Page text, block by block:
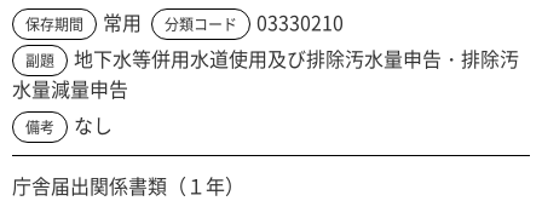
保存期間 常用 分類コード 03330210
副題
地下水等併用水道使用及び排除汚水量申告・排除汚
水量減量申告
備考 なし
庁舎届出関係書類（１年）